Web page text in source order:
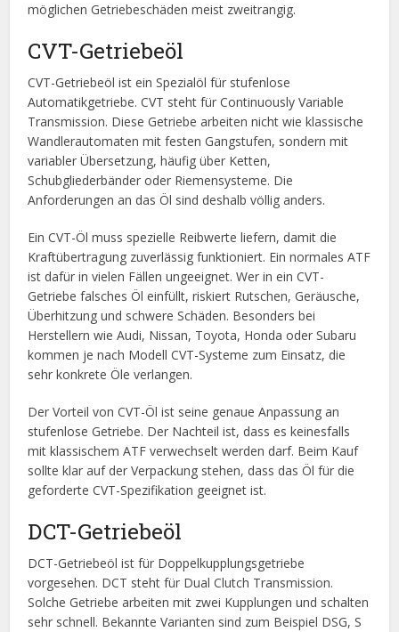
möglichen Getriebeschäden meist zweitrangig.
CVT-Getriebeöl
CVT-Getriebeöl ist ein Spezialöl für stufenlose
Automatikgetriebe. CVT steht für Continuously Variable
Transmission. Diese Getriebe arbeiten nicht wie klassische
Wandlerautomaten mit festen Gangstufen, sondern mit
variabler Übersetzung, häufig über Ketten,
Schubgliederbänder oder Riemensysteme. Die
Anforderungen an das Öl sind deshalb völlig anders.
Ein CVT-Öl muss spezielle Reibwerte liefern, damit die
Kraftübertragung zuverlässig funktioniert. Ein normales ATF
ist dafür in vielen Fällen ungeeignet. Wer in ein CVT-
Getriebe falsches Öl einfüllt, riskiert Rutschen, Geräusche,
Überhitzung und schwere Schäden. Besonders bei
Herstellern wie Audi, Nissan, Toyota, Honda oder Subaru
kommen je nach Modell CVT-Systeme zum Einsatz, die
sehr konkrete Öle verlangen.
Der Vorteil von CVT-Öl ist seine genaue Anpassung an
stufenlose Getriebe. Der Nachteil ist, dass es keinesfalls
mit klassischem ATF verwechselt werden darf. Beim Kauf
sollte klar auf der Verpackung stehen, dass das Öl für die
geforderte CVT-Spezifikation geeignet ist.
DCT-Getriebeöl
DCT-Getriebeöl ist für Doppelkupplungsgetriebe
vorgesehen. DCT steht für Dual Clutch Transmission.
Solche Getriebe arbeiten mit zwei Kupplungen und schalten
sehr schnell. Bekannte Varianten sind zum Beispiel DSG, S